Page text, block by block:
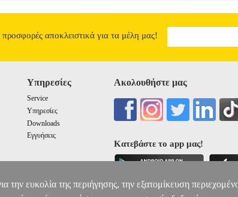
προσφορές αποκλειστικά για τα μέλη μας!
Υπηρεσίες
Service
Υπηρεσίες
Downloads
Εγγυήσεις
Ακολουθήστε μας
Κατεβάστε το app μας!
την ευκολία της περιήγησης, την εξατομίκευση